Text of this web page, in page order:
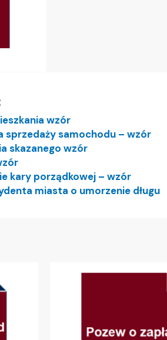
wzór
sprzedaży samochodu – wzór
skazanego wzór
kary porządkowej – wzór
miasta o umorzenie długu